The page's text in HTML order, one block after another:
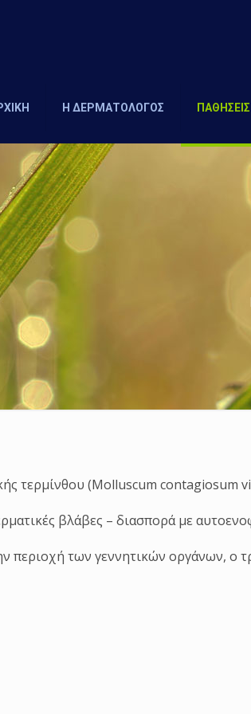
Η ΔΕΡΜΑΤΟΛΟΓΟΣ ΠΑΘΗΣΕΙΣ
τερμίνθου (Molluscum contagiosum
βλάβες – διασπορά με
περιοχή των γεννητικών οργάνων, ο